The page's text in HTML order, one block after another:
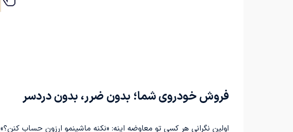
فروش خودروی شما؛ بدون ضرر، بدون دردسر
اولین نگرانی هر کسی تو معاوضه اینه: «نکنه ماشینمو ارزون حساب کنن؟»